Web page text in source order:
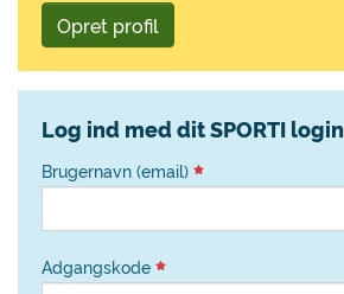
Opret profil
Log ind med dit SPORTI login
Brugernavn (email)
Adgangskode